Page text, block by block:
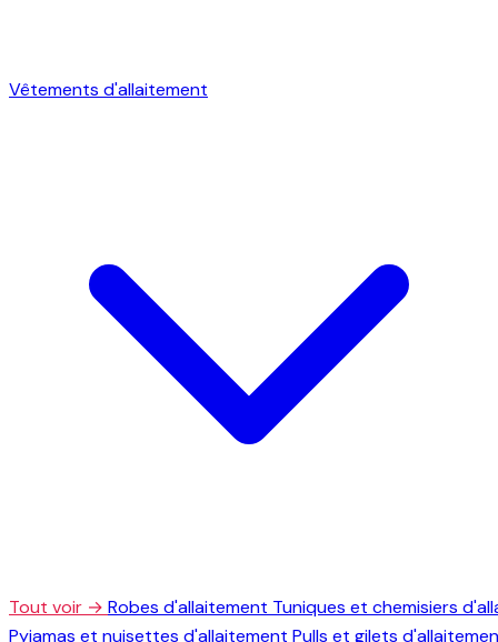
Vêtements d'allaitement
Tout voir → Robes d'allaitement Tuniques et chemisiers
Pyjamas et nuisettes d'allaitement Pulls et gilets